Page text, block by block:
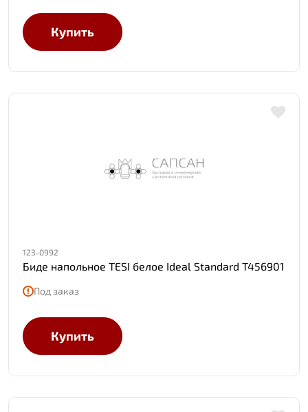
Купить
123-0992
Биде напольное TESI белое Ideal Standard T456901
Под заказ
Купить